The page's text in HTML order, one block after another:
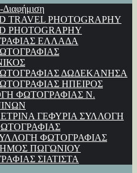
TRAVEL PHOTOGRAPHY
PHOTOGRAPHY
ΕΛΛΑΔΑ
ΔΩΔΕΚΑΝΗΣΑ
ΗΠΕΙΡΟΣ
ΦΩΤΟΓΡΑΦΙΑΣ Ν.
ΓΕΦΥΡΙΑ ΣΥΛΛΟΓΗ
ΦΩΤΟΓΡΑΦΙΑΣ
ΠΩΓΩΝΙΟΥ
ΣΙΑΤΙΣΤΑ